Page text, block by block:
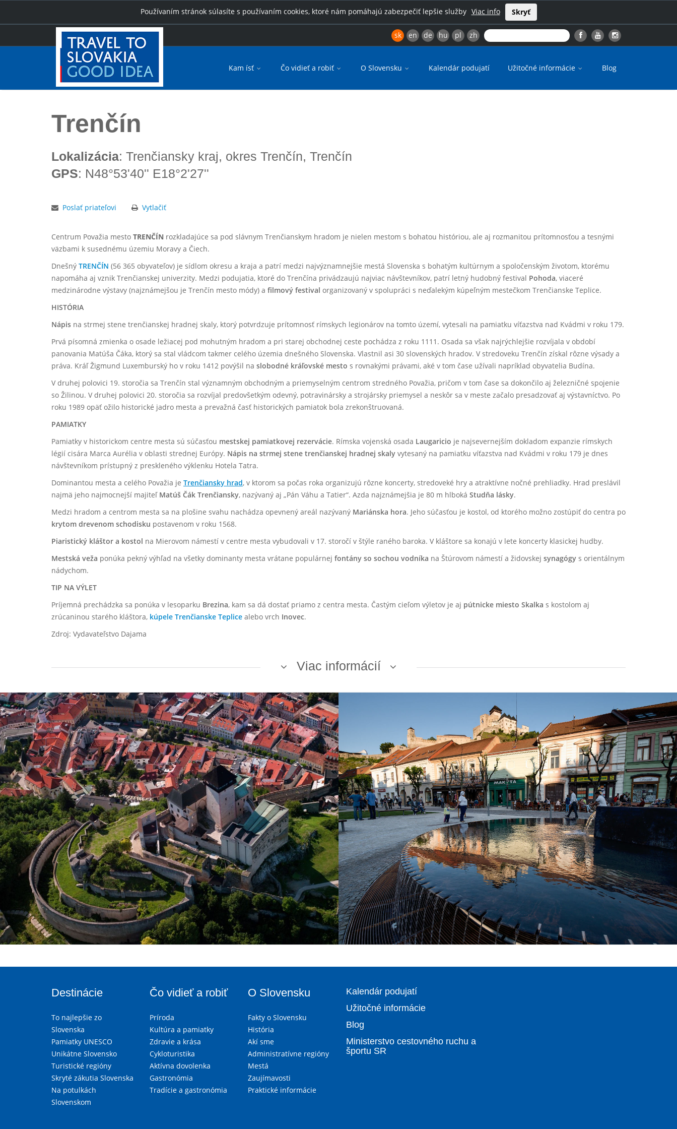
Používaním stránok súlasíte s používaním cookies, ktoré nám pomáhajú zabezpečiť lepšie služby Viac info Skryť
sk en de hu pl zh
Kam ísť Čo vidieť a robiť O Slovensku Kalendár podujatí Užitočné informácie Blog
Úvod Trenčín
Trenčín
Lokalizácia: Trenčiansky kraj, okres Trenčín, Trenčín
GPS: N48°53'40'' E18°2'27''
Poslať priateľovi Vytlačiť
Centrum Považia mesto TRENČÍN rozkladajúce sa pod slávnym Trenčianskym hradom je nielen mestom s bohatou históriou, ale aj rozmanitou prítomnosťou a tesnými
väzbami k susednému územiu Moravy a Čiech.
Dnešný TRENČÍN (56 365 obyvateľov) je sídlom okresu a kraja a patrí medzi najvýznamnejšie mestá Slovenska s bohatým kultúrnym a spoločenským životom, ktorému
napomáha aj vznik Trenčianskej univerzity. Medzi podujatia, ktoré do Trenčína privádzaujú najviac návštevníkov, patrí letný hudobný festival Pohoda, viaceré
medzinárodne výstavy (najznámejšou je Trenčín mesto módy) a filmový festival organizovaný v spolupráci s neďalekým kúpeľným mestečkom Trenčianske Teplice.
HISTÓRIA
Nápis na strmej stene trenčianskej hradnej skaly, ktorý potvrdzuje prítomnosť rímskych legionárov na tomto území, vytesali na pamiatku víťazstva nad Kvádmi v roku 179.
Prvá písomná zmienka o osade ležiacej pod mohutným hradom a pri starej obchodnej ceste pochádza z roku 1111. Osada sa však najrýchlejšie rozvíjala v období
panovania Matúša Čáka, ktorý sa stal vládcom takmer celého územia dnešného Slovenska. Vlastnil asi 30 slovenských hradov. V stredoveku Trenčín získal rôzne výsady a
práva. Kráľ Žigmund Luxemburský ho v roku 1412 povýšil na slobodné kráľovské mesto s rovnakými právami, aké v tom čase užívali napríklad obyvatelia Budína.
V druhej polovici 19. storočia sa Trenčín stal významným obchodným a priemyselným centrom stredného Považia, pričom v tom čase sa dokončilo aj železničné spojenie
so Žilinou. V druhej polovici 20. storočia sa rozvíjal predovšetkým odevný, potravinársky a strojársky priemysel a neskôr sa v meste začalo presadzovať aj výstavníctvo. Po
roku 1989 opäť ožilo historické jadro mesta a prevažná časť historických pamiatok bola zrekonštruovaná.
PAMIATKY
Pamiatky v historickom centre mesta sú súčasťou mestskej pamiatkovej rezervácie. Rímska vojenská osada Laugaricio je najsevernejším dokladom expanzie rímskych
légií cisára Marca Aurélia v oblasti strednej Európy. Nápis na strmej stene trenčianskej hradnej skaly vytesaný na pamiatku víťazstva nad Kvádmi v roku 179 je dnes
návštevníkom prístupný z preskleného výklenku Hotela Tatra.
Dominantou mesta a celého Považia je Trenčiansky hrad, v ktorom sa počas roka organizujú rôzne koncerty, stredoveké hry a atraktívne nočné prehliadky. Hrad preslávil
najmä jeho najmocnejší majiteľ Matúš Čák Trenčiansky, nazývaný aj „Pán Váhu a Tatier“. Azda najznámejšia je 80 m hlboká Studňa lásky.
Medzi hradom a centrom mesta sa na plošine svahu nachádza opevnený areál nazývaný Mariánska hora. Jeho súčasťou je kostol, od ktorého možno zostúpiť do centra po
krytom drevenom schodisku postavenom v roku 1568.
Piaristický kláštor a kostol na Mierovom námestí v centre mesta vybudovali v 17. storočí v štýle raného baroka. V kláštore sa konajú v lete koncerty klasickej hudby.
Mestská veža ponúka pekný výhľad na všetky dominanty mesta vrátane populárnej fontány so sochou vodníka na Štúrovom námestí a židovskej synagógy s orientálnym
nádychom.
TIP NA VÝLET
Príjemná prechádzka sa ponúka v lesoparku Brezina, kam sa dá dostať priamo z centra mesta. Častým cieľom výletov je aj pútnicke miesto Skalka s kostolom aj
zrúcaninou starého kláštora, kúpele Trenčianske Teplice alebo vrch Inovec.
Zdroj: Vydavateľstvo Dajama
Viac informácií
Destinácie
To najlepšie zo
Slovenska
Pamiatky UNESCO
Unikátne Slovensko
Turistické regióny
Skryté zákutia Slovenska
Na potulkách
Slovenskom
Čo vidieť a robiť
Príroda
Kultúra a pamiatky
Zdravie a krása
Cykloturistika
Aktívna dovolenka
Gastronómia
Tradície a gastronómia
O Slovensku
Fakty o Slovensku
História
Akí sme
Administratívne regióny
Mestá
Zaujímavosti
Praktické informácie
Kalendár podujatí
Užitočné informácie
Blog
Ministerstvo cestovného ruchu a
športu SR